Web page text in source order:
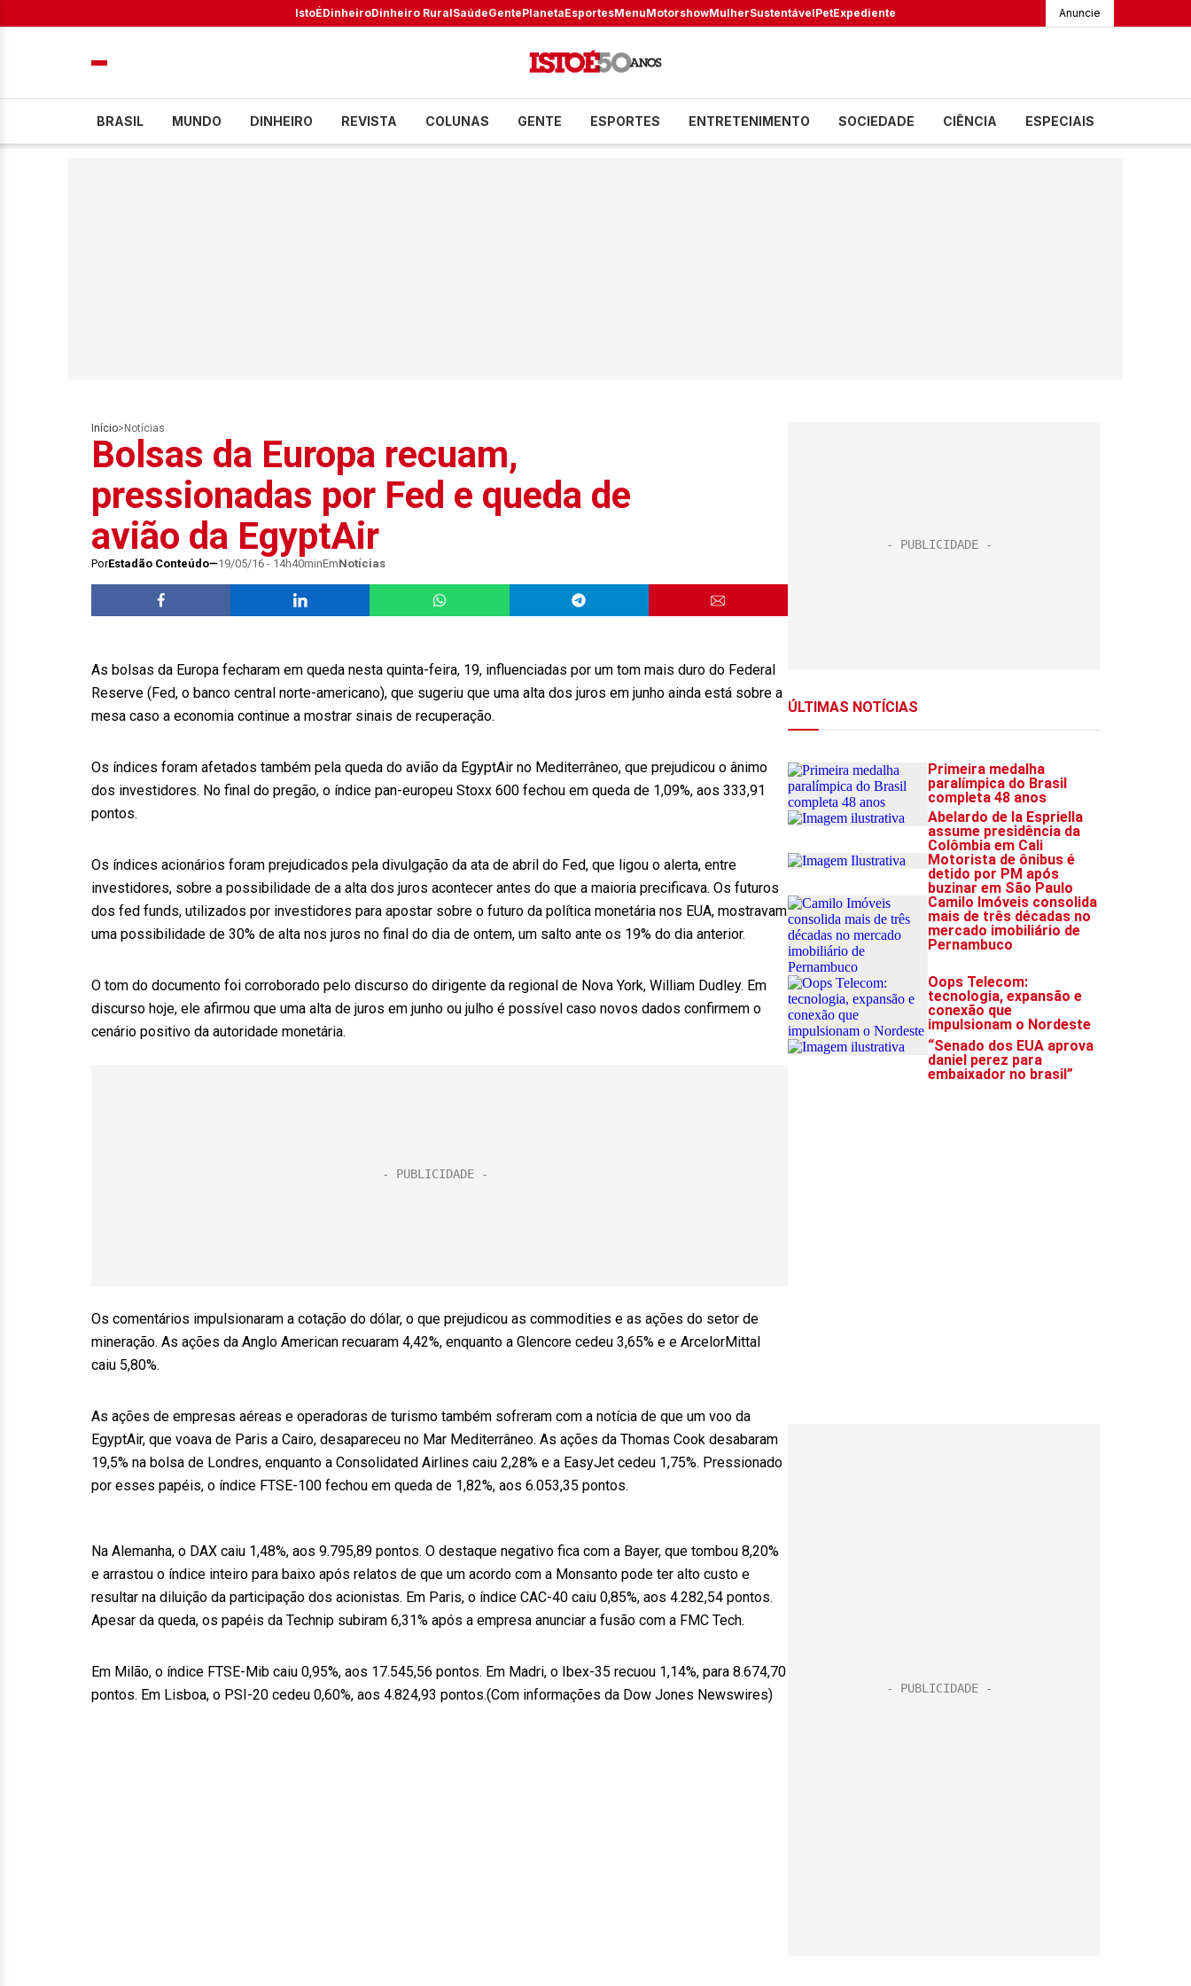
IstoÉDinheiroDinheiro RuralSaúdeGentePlanetaEsportesMenuMotorshowMulherSustentávelPetExpediente Anuncie
BRASIL MUNDO DINHEIRO REVISTA COLUNAS GENTE ESPORTES ENTRETENIMENTO SOCIEDADE CIÊNCIA ESPECIAIS
Início> Notícias
Bolsas da Europa recuam,
pressionadas por Fed e queda de
avião da EgyptAir
PorEstadão Conteúdo 19/05/16 - 14h40minEmNotícias
As bolsas da Europa fecharam em queda nesta quinta-feira, 19, influenciadas por um tom mais duro do Federal
Reserve (Fed, o banco central norte-americano), que sugeriu que uma alta dos juros em junho ainda está sobre a
mesa caso a economia continue a mostrar sinais de recuperação.
Os índices foram afetados também pela queda do avião da EgyptAir no Mediterrâneo, que prejudicou o ânimo
dos investidores. No final do pregão, o índice pan-europeu Stoxx 600 fechou em queda de 1,09%, aos 333,91
pontos.
Os índices acionários foram prejudicados pela divulgação da ata de abril do Fed, que ligou o alerta, entre
investidores, sobre a possibilidade de a alta dos juros acontecer antes do que a maioria precificava. Os futuros
dos fed funds, utilizados por investidores para apostar sobre o futuro da política monetária nos EUA, mostravam
uma possibilidade de 30% de alta nos juros no final do dia de ontem, um salto ante os 19% do dia anterior.
O tom do documento foi corroborado pelo discurso do dirigente da regional de Nova York, William Dudley. Em
discurso hoje, ele afirmou que uma alta de juros em junho ou julho é possível caso novos dados confirmem o
cenário positivo da autoridade monetária.
Os comentários impulsionaram a cotação do dólar, o que prejudicou as commodities e as ações do setor de
mineração. As ações da Anglo American recuaram 4,42%, enquanto a Glencore cedeu 3,65% e e ArcelorMittal
caiu 5,80%.
As ações de empresas aéreas e operadoras de turismo também sofreram com a notícia de que um voo da
EgyptAir, que voava de Paris a Cairo, desapareceu no Mar Mediterrâneo. As ações da Thomas Cook desabaram
19,5% na bolsa de Londres, enquanto a Consolidated Airlines caiu 2,28% e a EasyJet cedeu 1,75%. Pressionado
por esses papéis, o índice FTSE-100 fechou em queda de 1,82%, aos 6.053,35 pontos.
Na Alemanha, o DAX caiu 1,48%, aos 9.795,89 pontos. O destaque negativo fica com a Bayer, que tombou 8,20%
e arrastou o índice inteiro para baixo após relatos de que um acordo com a Monsanto pode ter alto custo e
resultar na diluição da participação dos acionistas. Em Paris, o índice CAC-40 caiu 0,85%, aos 4.282,54 pontos.
Apesar da queda, os papéis da Technip subiram 6,31% após a empresa anunciar a fusão com a FMC Tech.
Em Milão, o índice FTSE-Mib caiu 0,95%, aos 17.545,56 pontos. Em Madri, o Ibex-35 recuou 1,14%, para 8.674,70
pontos. Em Lisboa, o PSI-20 cedeu 0,60%, aos 4.824,93 pontos.(Com informações da Dow Jones Newswires)